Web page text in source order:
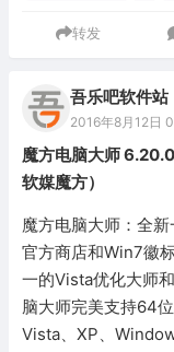
转发
吾乐吧软件站
2016年8月12日
魔方电脑大师
软媒魔方）
魔方电脑大师：全
官方商店和Win7徽
一的Vista优化大师
脑大师完美支持64
Vista、XP、